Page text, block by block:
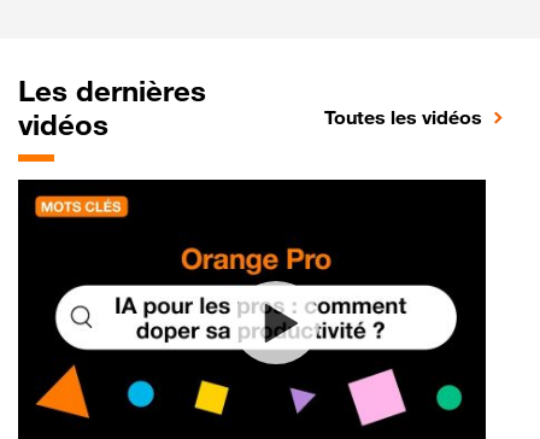
Les dernières
vidéos
Toutes les vidéos